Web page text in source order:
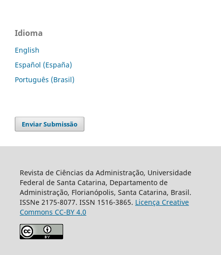
Idioma
English
Español (España)
Português (Brasil)
Enviar Submissão
Revista de Ciências da Administração, Universidade
Federal de Santa Catarina, Departamento de
Administração, Florianópolis, Santa Catarina, Brasil.
ISSNe 2175-8077. ISSN 1516-3865. Licença Creative
Commons CC-BY 4.0